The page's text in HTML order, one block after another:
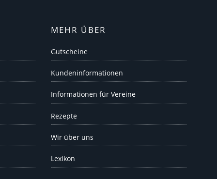
MEHR ÜBER
Gutscheine
Kundeninformationen
Informationen für Vereine
Rezepte
Wir über uns
Lexikon